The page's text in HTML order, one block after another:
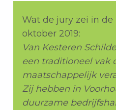
Wat de jury zei in de
oktober 2019:
Van Kesteren
een traditioneel vak
maatschappelijk
Zij hebben in
duurzame